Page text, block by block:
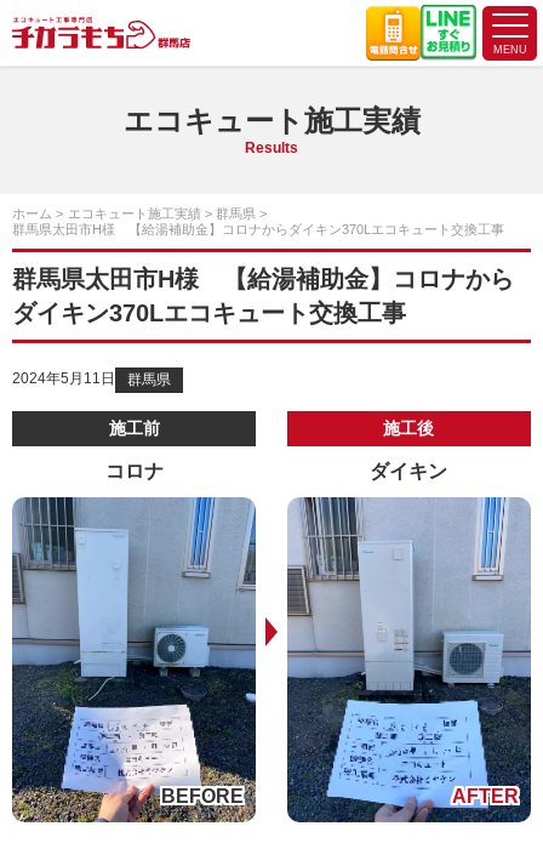
エコキュート施工実績
Results
ホーム エコキュート施工実績
群馬県
群馬県太田市H様 【給湯補助金】コロナからダイキン370Lエコキュート交換工事
群馬県太田市H様 【給湯補助金】コロナから
ダイキン370Lエコキュート交換工事
2024年5月11日 群馬県
施工前
コロナ
施工後
ダイキン